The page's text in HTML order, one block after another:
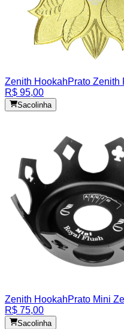
Zenith HookahPrato Zenith
R$ 95,00
Sacolinha
Zenith HookahPrato Mini
R$ 75,00
Sacolinha